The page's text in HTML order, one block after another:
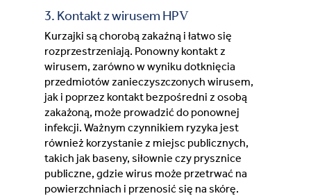
3. Kontakt z wirusem HPV
Kurzajki są chorobą zakaźną i łatwo się
rozprzestrzeniają. Ponowny kontakt z
wirusem, zarówno w wyniku dotknięcia
przedmiotów zanieczyszczonych wirusem,
jak i poprzez kontakt bezpośredni z osobą
zakażoną, może prowadzić do ponownej
infekcji. Ważnym czynnikiem ryzyka jest
również korzystanie z miejsc publicznych,
takich jak baseny, siłownie czy prysznice
publiczne, gdzie wirus może przetrwać na
powierzchniach i przenosić się na skórę.
United States (English)